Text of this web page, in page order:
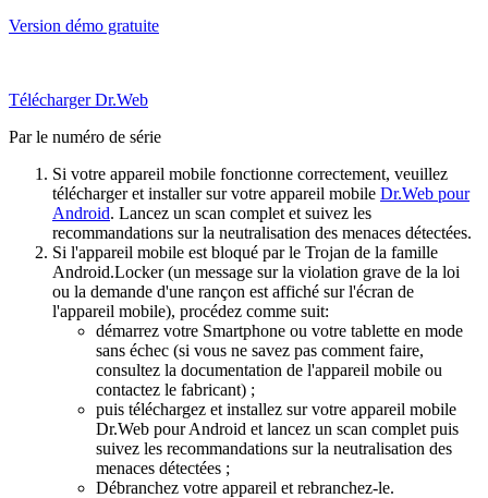
Version démo gratuite
Télécharger Dr.Web
Par le numéro de série
Si votre appareil mobile fonctionne correctement, veuillez
télécharger et installer sur votre appareil mobile Dr.Web pour
Android. Lancez un scan complet et suivez les
recommandations sur la neutralisation des menaces détectées.
Si l'appareil mobile est bloqué par le Trojan de la famille
Android.Locker (un message sur la violation grave de la loi
ou la demande d'une rançon est affiché sur l'écran de
l'appareil mobile), procédez comme suit:
démarrez votre Smartphone ou votre tablette en mode
sans échec (si vous ne savez pas comment faire,
consultez la documentation de l'appareil mobile ou
contactez le fabricant) ;
puis téléchargez et installez sur votre appareil mobile
Dr.Web pour Android et lancez un scan complet puis
suivez les recommandations sur la neutralisation des
menaces détectées ;
Débranchez votre appareil et rebranchez-le.